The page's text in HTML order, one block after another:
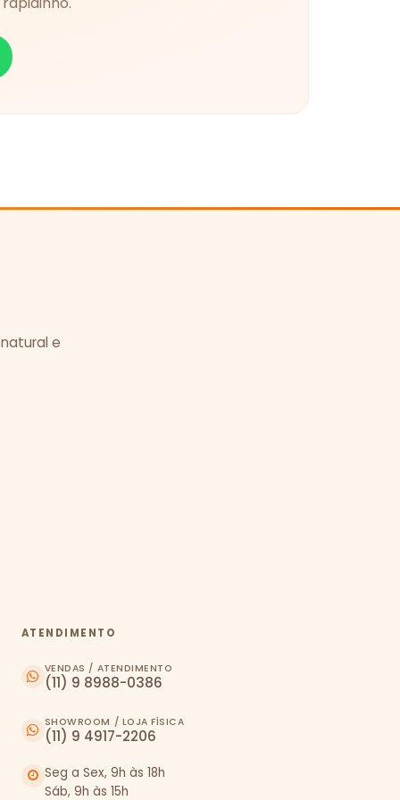
e
ATENDIMENTO
VENDAS / ATENDIMENTO
(11) 9 8988-0386
SHOWROOM / LOJA FÍSICA
(11) 9 4917-2206
Seg a Sex, 9h às 18h
Sáb, 9h às 15h